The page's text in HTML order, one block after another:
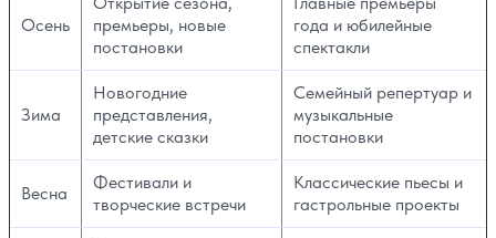
Осень
премьеры, новые
постановки
года и юбилейные
спектакли
Зима
Новогодние
представления,
детские сказки
Семейный репертуар и
музыкальные
постановки
Весна
Фестивали и
творческие встречи
Классические пьесы и
гастрольные проекты